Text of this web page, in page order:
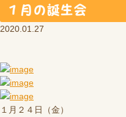
１月の誕生会
2020.01.27
１月２４日（金）